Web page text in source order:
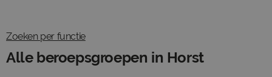
Zoeken per functie
Alle beroepsgroepen in Horst